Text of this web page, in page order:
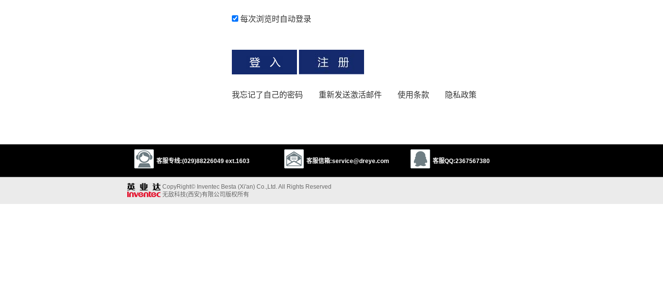
每次浏览时自动登录
我忘记了自己的密码 重新发送激活邮件 使用条款 隐私政策
客服专线:(029)88226049 ext.1603 客服信箱:service@dreye.com 客服QQ:2367567380
CopyRight© Inventec Besta (Xi'an) Co.,Ltd. All Rights Reserved
无敌科技(西安)有限公司版权所有